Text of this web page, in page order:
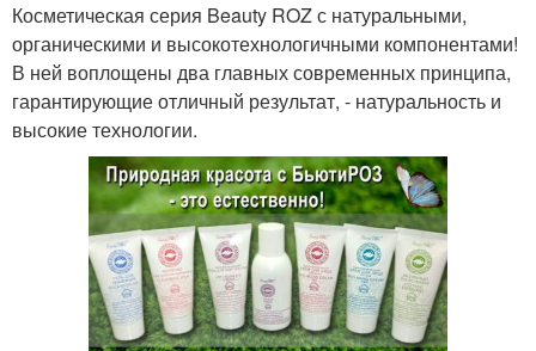
Косметическая серия Beauty ROZ с натуральными,
органическими и высокотехнологичными компонентами!
В ней воплощены два главных современных принципа,
гарантирующие отличный результат, - натуральность и
высокие технологии.